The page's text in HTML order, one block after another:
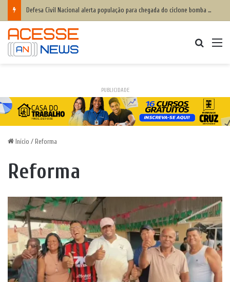
Defesa Civil Nacional alerta população para chegada do ciclone bomba ‘ventos superiores a 100 km/h’
PUBLICIDADE
Início / Reforma
Reforma